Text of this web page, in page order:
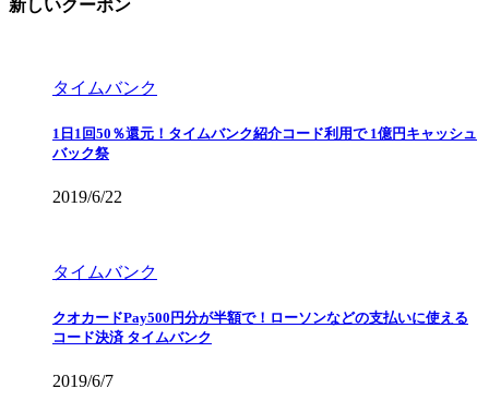
新しいクーポン
タイムバンク
1日1回50％還元！タイムバンク紹介コード利用で 1億円キャッシュ
バック祭
2019/6/22
タイムバンク
クオカードPay500円分が半額で！ローソンなどの支払いに使える
コード決済 タイムバンク
2019/6/7